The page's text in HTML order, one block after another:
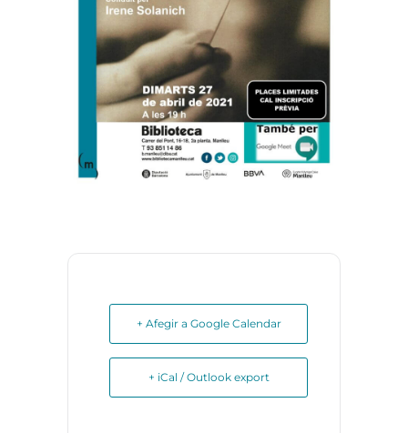
+ Afegir a Google Calendar
+ iCal / Outlook export